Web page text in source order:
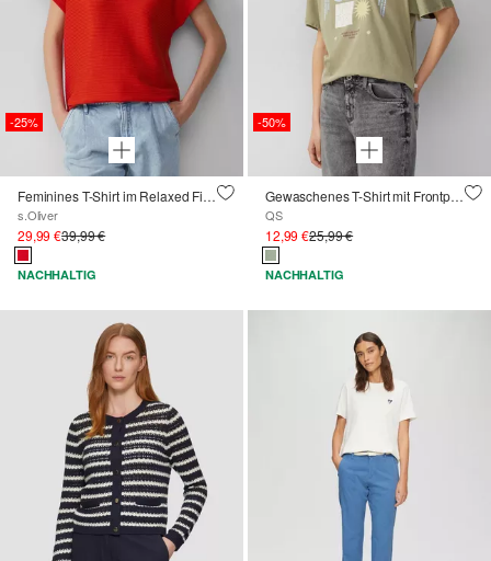
-25%
Feminines T-Shirt im Relaxed Fit mit Struktur
s.Oliver
29,99 €39,99 €
NACHHALTIG
-50%
Gewaschenes T-Shirt mit Frontprint
QS
12,99 €25,99 €
NACHHALTIG